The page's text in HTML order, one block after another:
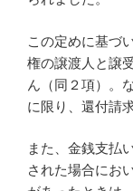
この定めに基づ
権の譲渡人と譲
ん（同２項）。
に限り、還付請
また、金銭支払
された場合にお